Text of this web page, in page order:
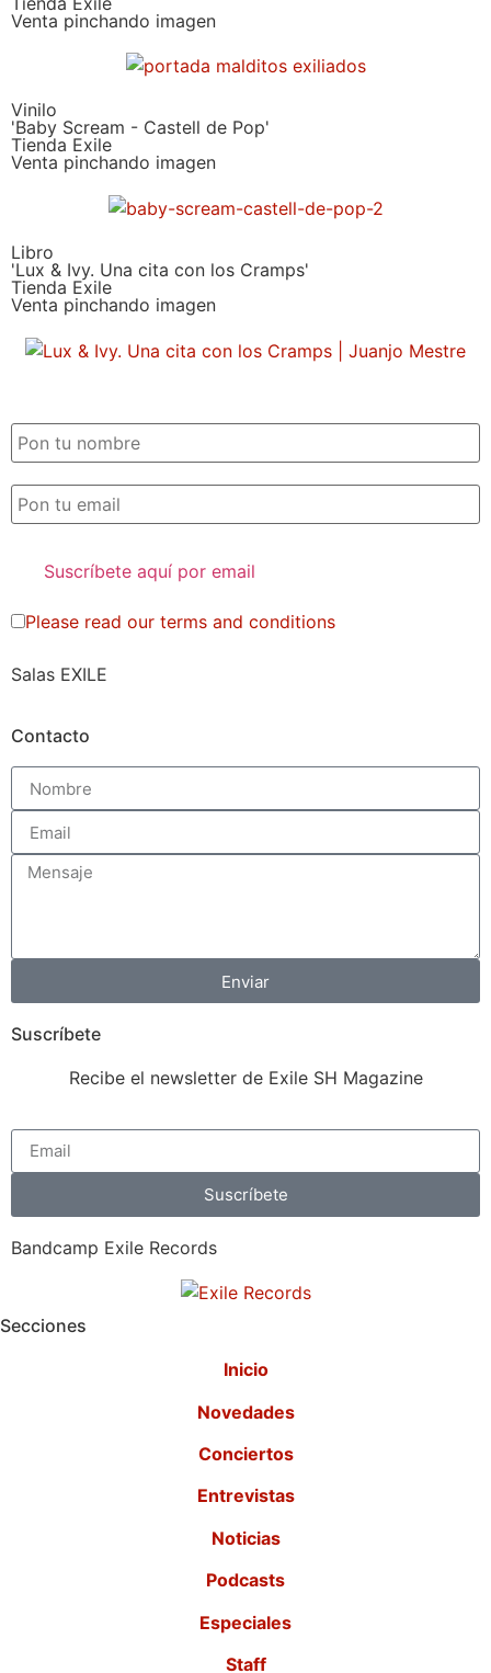
Venta pinchando imagen
Vinilo
'Baby Scream - Castell de Pop'
Tienda Exile
Venta pinchando imagen
Libro
'Lux & Ivy. Una cita con los Cramps'
Tienda Exile
Venta pinchando imagen
Please read our terms and conditions
Salas EXILE
Contacto
Enviar
Suscríbete
Recibe el newsletter de Exile SH Magazine
Suscríbete
Bandcamp Exile Records
Secciones
Inicio
Novedades
Conciertos
Entrevistas
Noticias
Podcasts
Especiales
Staff